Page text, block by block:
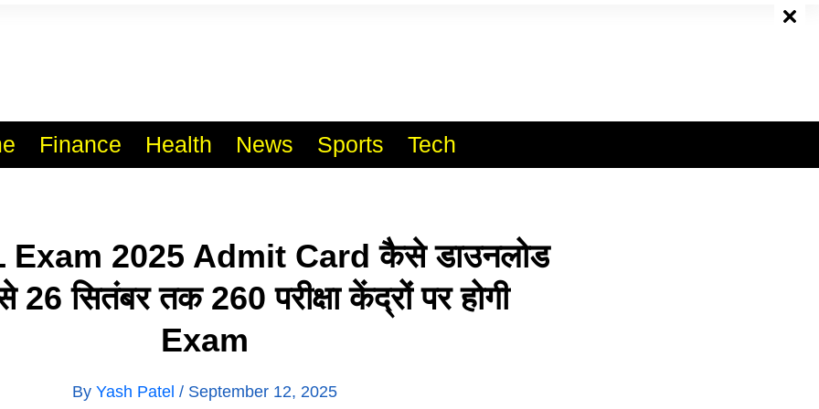
Finance Health News Sports Tech
Exam 2025 Admit Card कैसे डाउनलोड
सितंबर तक 260 परीक्षा केंद्रों पर होगी
Exam
By Yash Patel / September 12, 2025